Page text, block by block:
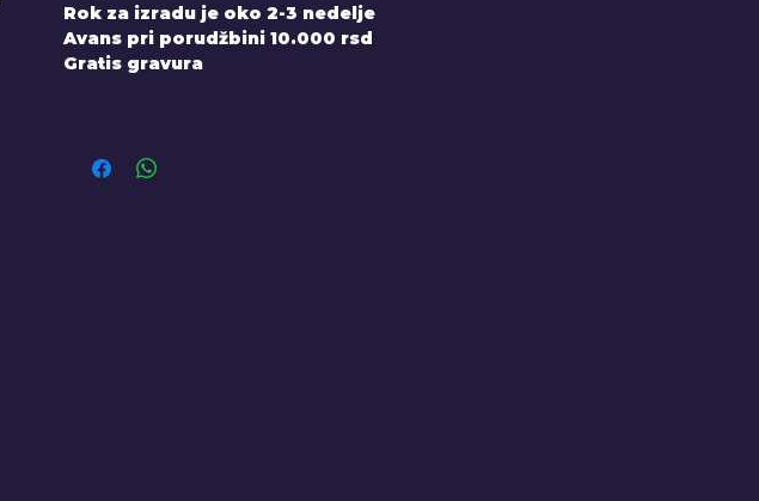
Rok za izradu je oko 2-3 nedelje
Avans pri porudžbini 10.000 rsd
Gratis gravura